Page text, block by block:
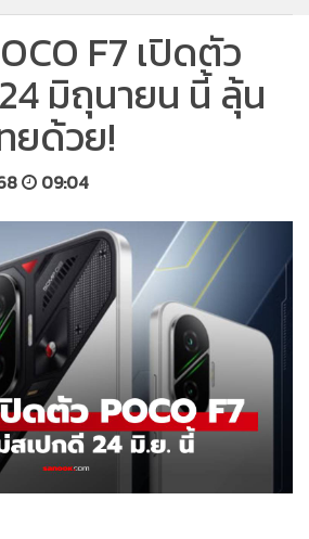
F7 เปิดตัว
มิถุนายน นี้ ลุ้น
ยด้วย!
09:04